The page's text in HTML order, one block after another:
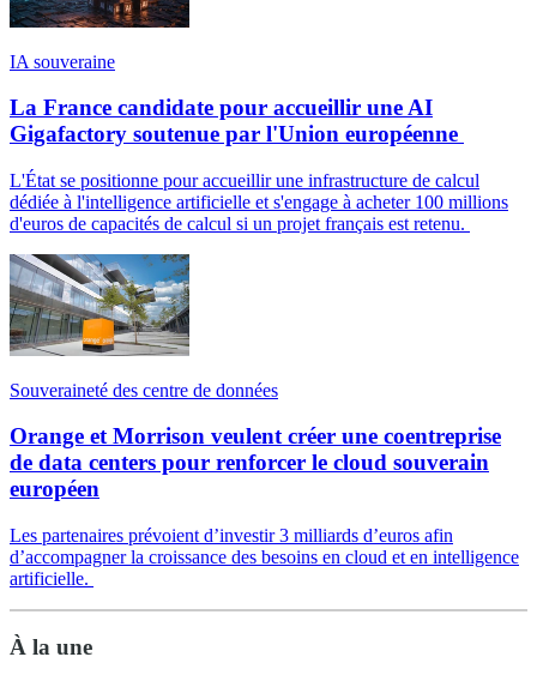
IA souveraine
La France candidate pour accueillir une AI
Gigafactory soutenue par l'Union européenne
L'État se positionne pour accueillir une infrastructure de calcul
dédiée à l'intelligence artificielle et s'engage à acheter 100 millions
d'euros de capacités de calcul si un projet français est retenu.
Souveraineté des centre de données
Orange et Morrison veulent créer une coentreprise
de data centers pour renforcer le cloud souverain
européen
Les partenaires prévoient d’investir 3 milliards d’euros afin
d’accompagner la croissance des besoins en cloud et en intelligence
artificielle.
À la une